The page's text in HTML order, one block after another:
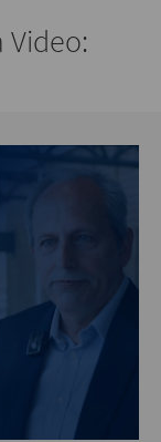
Video: